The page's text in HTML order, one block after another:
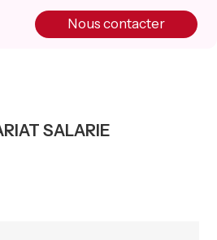
Nous contacter
de presse
SALARIE